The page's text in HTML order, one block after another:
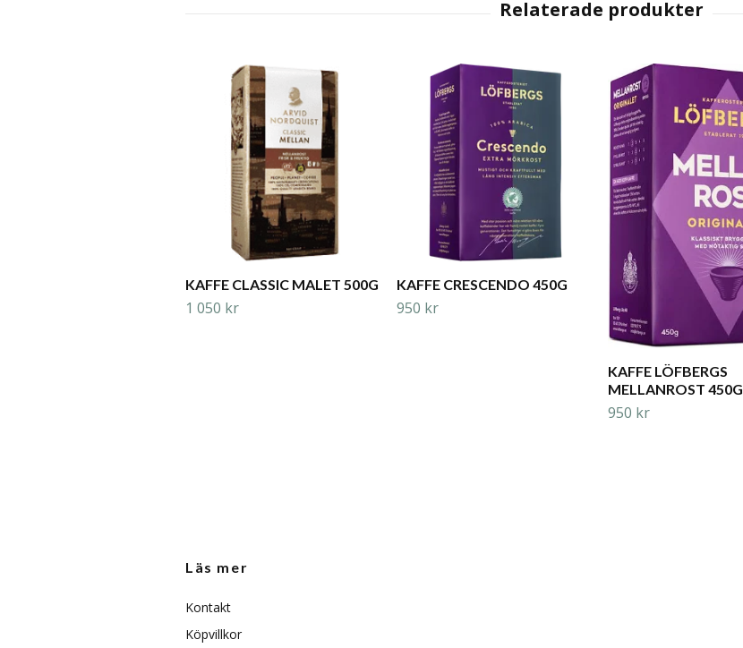
KAFFE CLASSIC MALET 500G
1 050 kr
KAFFE CRESCENDO 450G
950 kr
KAFFE LÖFBERGS
MELLANROST 450G
950 kr
Läs mer
Kontakt
Köpvillkor